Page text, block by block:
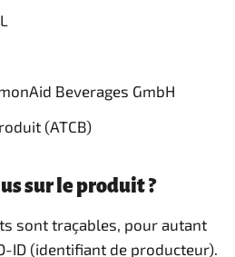
Beverages GmbH
(ATCB)
sur le produit ?
sont traçables, pour autant
ID (identifiant de producteur).